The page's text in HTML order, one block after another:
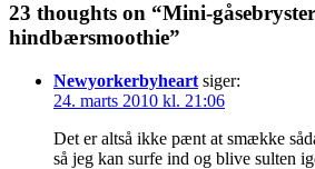
23 thoughts on “Mini-
hindbærsmoothie”
Newyorkerbyheart siger:
24. marts 2010 kl. 21:06
Det er altså ikke pænt at smække
så jeg kan surfe ind og blive sulten